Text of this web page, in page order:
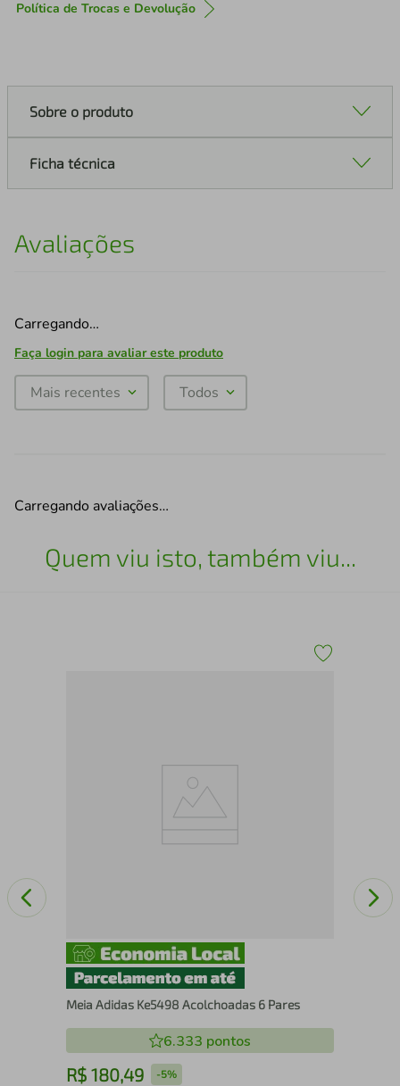
Política de Trocas e Devolução
Sobre o produto
Ficha técnica
Avaliações
Carregando…
Faça login para avaliar este produto
Mais recentes Todos
Carregando avaliações…
Quem viu isto, também viu...
Meia Adidas Ke5498 Acolchoadas 6 Pares
6.333 pontos
R$ 180,49 -5%